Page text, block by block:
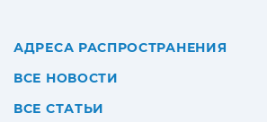
АДРЕСА РАСПРОСТРАНЕНИЯ
ВСЕ НОВОСТИ
ВСЕ СТАТЬИ